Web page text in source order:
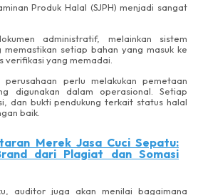
Produk Halal (SJPH) menjadi sangat
administratif, melainkan sistem
setiap bahan yang masuk ke
verifikasi yang memadai.
perusahaan perlu melakukan pemetaan
digunakan dalam operasional. Setiap
dan bukti pendukung terkait status halal
baik.
Merek Jasa Cuci Sepatu:
dari Plagiat dan Somasi
auditor juga akan menilai bagaimana